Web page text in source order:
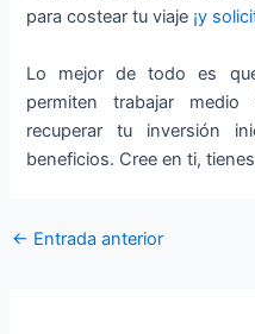
para costear tu viaje ¡y
Lo mejor de todo es
permiten trabajar
recuperar tu inversión
beneficios. Cree en ti,
← Entrada anterior